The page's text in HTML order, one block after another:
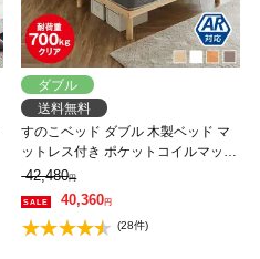
ダブル
送料無料
すのこベッド ダブル 木製ベッド マ
ットレス付き ポケットコイルマット
レス ふつう 組立簡単 ヘッドレス 一
人暮らし 北欧 低ホルムアルデヒド
バノン【AR】 【大型家具配送】
42,480円
40,360円
(28件)